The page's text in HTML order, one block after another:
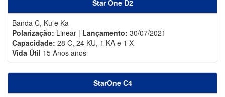
Star One D2
Banda C, Ku e Ka
Polarização: Linear | Lançamento: 30/07/2021
Capacidade: 28 C, 24 KU, 1 KA e 1 X
Vida Útil 15 Anos anos
StarOne C4